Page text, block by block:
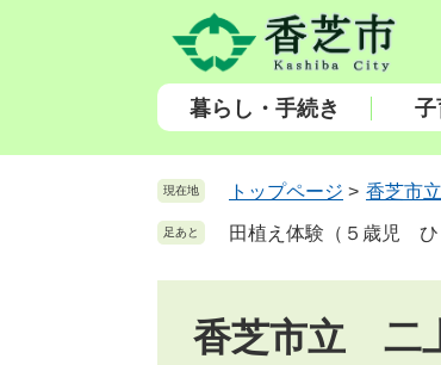
頭
飛
暮らし・手続き 子
現在地 トップページ > 香芝市
足あと 田植え体験（５歳児 ひ
香芝市立 二